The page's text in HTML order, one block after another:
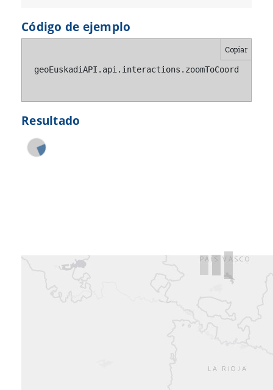
Código de ejemplo
Copiar
Resultado